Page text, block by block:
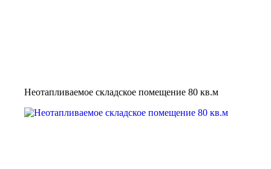
Неотапливаемое складское помещение 80 кв.м